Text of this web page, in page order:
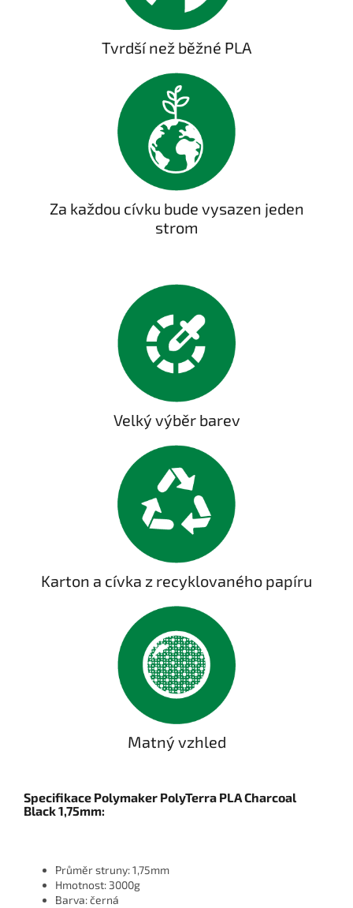
Tvrdší než běžné PLA
Za každou cívku bude vysazen jeden
strom
Velký výběr barev
Karton a cívka z recyklovaného papíru
Matný vzhled
Specifikace Polymaker PolyTerra PLA Charcoal
Black 1,75mm:
Průměr struny: 1,75mm
Hmotnost: 3000g
Barva: černá